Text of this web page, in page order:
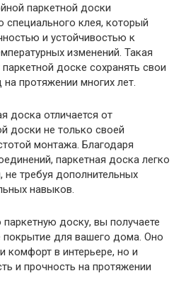
паркетной доски
клея, который
и устойчивостью к
изменений. Такая
доске сохранять свои
протяжении многих лет.
доска отличается от
доски не только своей
монтажа. Благодаря
паркетная доска легко
требуя дополнительных
навыков.
доску, вы получаете
покрытие для вашего дома. Оно
комфорт в интерьере, но и
и прочность на протяжении